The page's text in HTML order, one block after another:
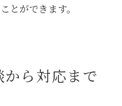
とができます。
ら対応まで